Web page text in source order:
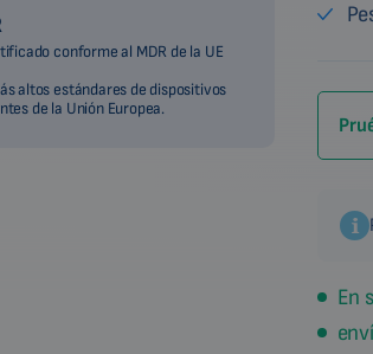
conforme al MDR de la UE
altos estándares de dispositivos
de la Unión Europea.
En